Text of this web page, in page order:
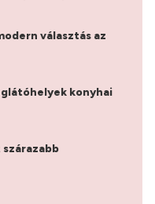
választás az
konyhai